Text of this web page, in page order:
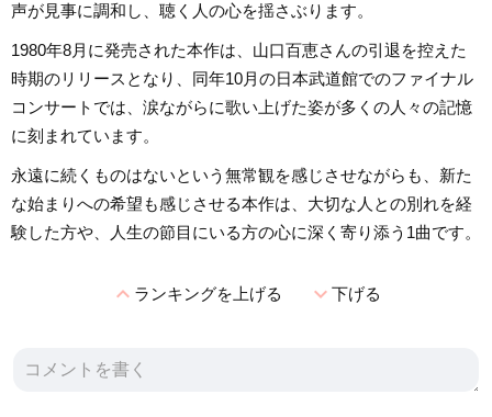
声が見事に調和し、聴く人の心を揺さぶります。
1980年8月に発売された本作は、山口百恵さんの引退を控えた
時期のリリースとなり、同年10月の日本武道館でのファイナル
コンサートでは、涙ながらに歌い上げた姿が多くの人々の記憶
に刻まれています。
永遠に続くものはないという無常観を感じさせながらも、新た
な始まりへの希望も感じさせる本作は、大切な人との別れを経
験した方や、人生の節目にいる方の心に深く寄り添う1曲です。
expand_lessランキングを上げる expand_more下げる